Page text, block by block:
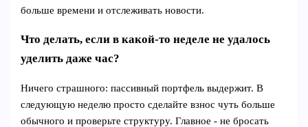
больше времени и отслеживать новости.
Что делать, если в какой-то неделе не удалось
уделить даже час?
Ничего страшного: пассивный портфель выдержит. В
следующую неделю просто сделайте взнос чуть больше
обычного и проверьте структуру. Главное - не бросать